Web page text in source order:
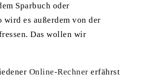
Sparbuch oder
wird es außerdem von der
Das wollen wir
Online-Rechner erfährst